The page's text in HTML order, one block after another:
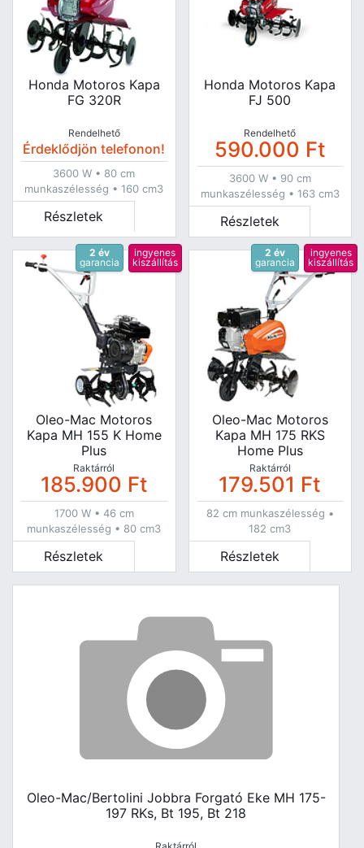
Honda Motoros Kapa
FG 320R
Rendelhető
Érdeklődjön telefonon!
3600 W • 80 cm
munkaszélesség • 160 cm3
Részletek
Honda Motoros Kapa
FJ 500
Rendelhető
590.000 Ft
3600 W • 90 cm
munkaszélesség • 163 cm3
Részletek
ingyenes
kiszállítás
2 év
garancia
Oleo-Mac Motoros
Kapa MH 155 K Home
Plus
Raktárról
185.900 Ft
1700 W • 46 cm
munkaszélesség • 80 cm3
Részletek
ingyenes
kiszállítás
2 év
garancia
Oleo-Mac Motoros
Kapa MH 175 RKS
Home Plus
Raktárról
179.501 Ft
82 cm munkaszélesség •
182 cm3
Részletek
Oleo-Mac/Bertolini Jobbra Forgató Eke MH 175-
197 RKs, Bt 195, Bt 218